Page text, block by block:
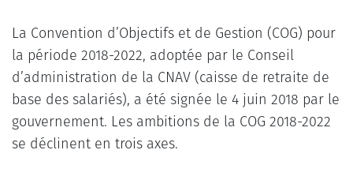
La Convention d’Objectifs et de Gestion (COG) pour
la période 2018-2022, adoptée par le Conseil
d’administration de la CNAV (caisse de retraite de
base des salariés), a été signée le 4 juin 2018 par le
gouvernement. Les ambitions de la COG 2018-2022
se déclinent en trois axes.